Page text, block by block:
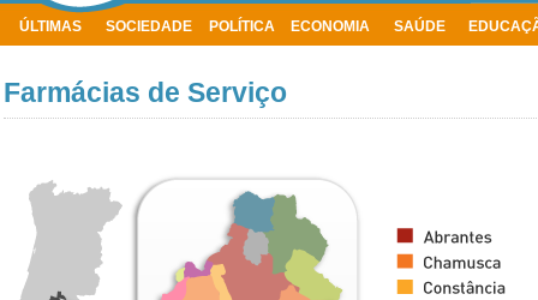
ÚLTIMAS SOCIEDADE POLÍTICA ECONOMIA SAÚDE
Farmácias de Serviço